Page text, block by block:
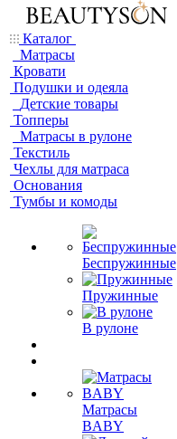
Каталог
Матрасы
Кровати
Подушки и одеяла
Детские товары
Топперы
Матрасы в рулоне
Текстиль
Чехлы для матраса
Основания
Тумбы и комоды
Беспружинные
Пружинные
В рулоне
Матрасы
BABY